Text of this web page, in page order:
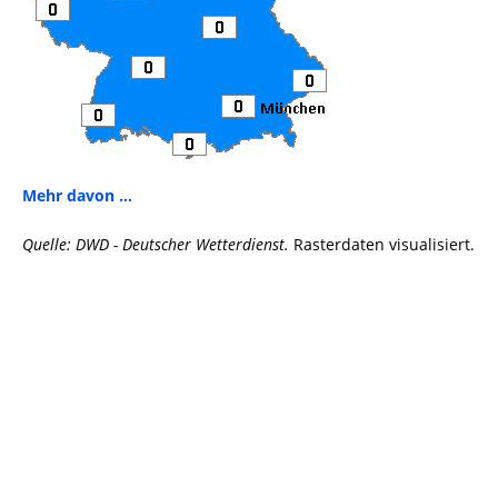
Mehr davon ...
Quelle: DWD - Deutscher Wetterdienst. Rasterdaten visualisiert.